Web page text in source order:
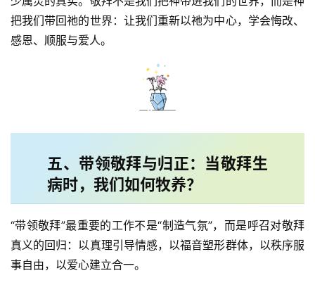
神
热
点
回
应
登录
把我们带回祂的世界：让我们重新以祂为中心，学会悔改、
感恩、顺服与爱人。
五、带领敬拜与归正：当敬拜生
病时，我们如何牧养？
“带领敬拜”最重要的工作不是“制造气氛”，而是呼召对敬拜
真义的回归：以真理引导情感，以福音塑形群体，以秩序服
事自由，以爱心建立合一。